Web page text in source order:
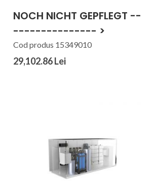
NOCH NICHT GEPFLEGT --
--------------- >
Cod produs 15349010
29,102.86 Lei